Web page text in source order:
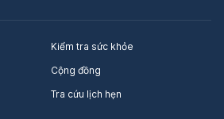
Kiểm tra sức khỏe
Cộng đồng
Tra cứu lịch hẹn